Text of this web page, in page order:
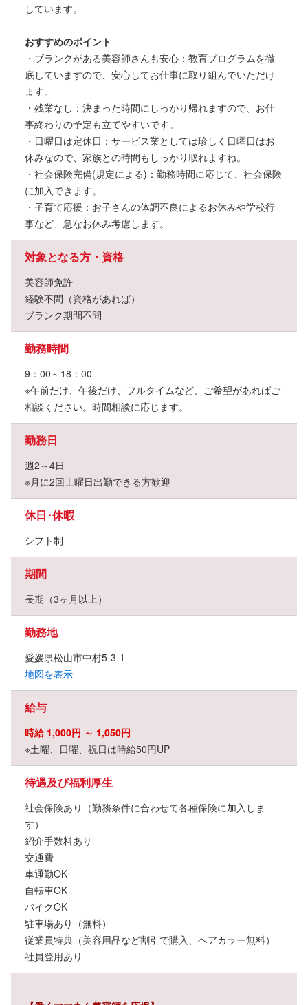
しています。
おすすめのポイント
・ブランクがある美容師さんも安心：教育プログラムを徹
底していますので、安心してお仕事に取り組んでいただけ
ます。
・残業なし：決まった時間にしっかり帰れますので、お仕
事終わりの予定も立てやすいです。
・日曜日は定休日：サービス業としては珍しく日曜日はお
休みなので、家族との時間もしっかり取れますね。
・社会保険完備(規定による)：勤務時間に応じて、社会保険
に加入できます。
・子育て応援：お子さんの体調不良によるお休みや学校行
事など、急なお休み考慮します。
対象となる方・資格
美容師免許
経験不問（資格があれば）
ブランク期間不問
勤務時間
9：00～18：00
※午前だけ、午後だけ、フルタイムなど、ご希望があればご
相談ください。時間相談に応じます。
勤務日
週2～4日
※月に2回土曜日出勤できる方歓迎
休日･休暇
シフト制
期間
長期（3ヶ月以上）
勤務地
愛媛県松山市中村5-3-1
地図を表示
給与
時給 1,000円 ～ 1,050円
※土曜、日曜、祝日は時給50円UP
待遇及び福利厚生
社会保険あり（勤務条件に合わせて各種保険に加入しま
す）
紹介手数料あり
交通費
車通勤OK
自転車OK
バイクOK
駐車場あり（無料）
従業員特典（美容用品など割引で購入、ヘアカラー無料）
社員登用あり